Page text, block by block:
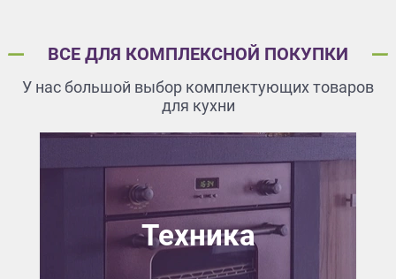
ВСЕ ДЛЯ КОМПЛЕКСНОЙ ПОКУПКИ
У нас большой выбор комплектующих товаров
для кухни
Техника